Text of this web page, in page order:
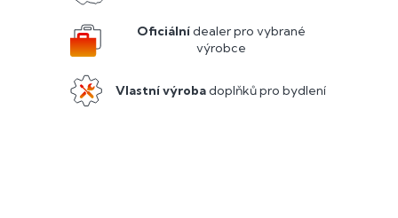
p
r
v
y
Oficiálnídealer pro vybrané
výrobce
Vlastní výrobadoplňků pro bydlení